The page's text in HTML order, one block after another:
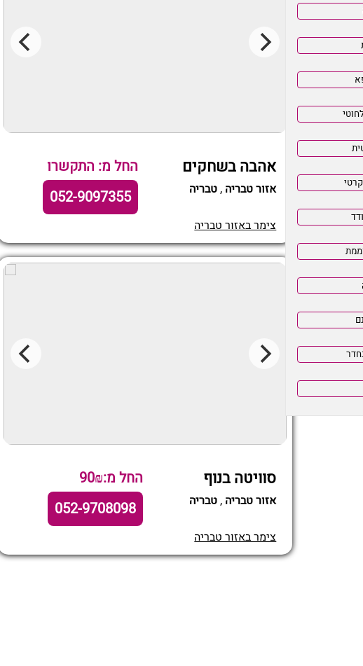
אהבה בשחקים החל מ: התקשרו
אזור טבריה ,טבריה 052-9097355
צימר באזור טבריה
סוויטה בנוף החל מ:90₪
אזור טבריה ,טבריה 052-9708098
צימר באזור טבריה